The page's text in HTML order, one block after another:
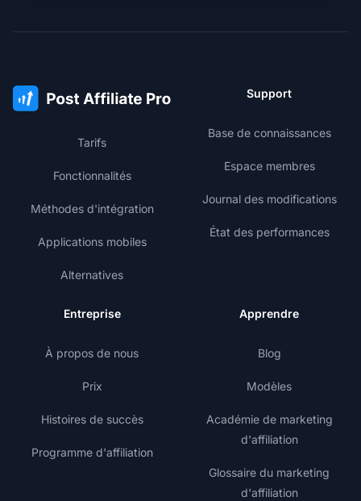
Tarifs
Fonctionnalités
Méthodes d'intégration
Applications mobiles
Alternatives
Support
Base de connaissances
Espace membres
Journal des modifications
État des performances
Entreprise
À propos de nous
Prix
Histoires de succès
Programme d'affiliation
Apprendre
Blog
Modèles
Académie de marketing
d'affiliation
Glossaire du marketing
d'affiliation